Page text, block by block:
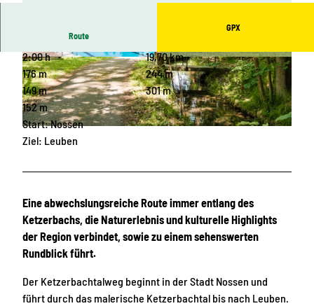
© Stephan Böhlig, Dresden Elbland | CC0
© Stephan Böhlig, Dresden Elbland |
CC-BY-SA
Route
GPX
2:00 h
19,70 km
176 m
244 m
149 m
301 m
152 m
Start: Nossen
Ziel: Leuben
Eine abwechslungsreiche Route immer entlang des
Ketzerbachs, die Naturerlebnis und kulturelle Highlights
der Region verbindet, sowie zu einem sehenswerten
Rundblick führt.
Der Ketzerbachtalweg beginnt in der Stadt Nossen und
führt durch das malerische Ketzerbachtal bis nach Leuben.